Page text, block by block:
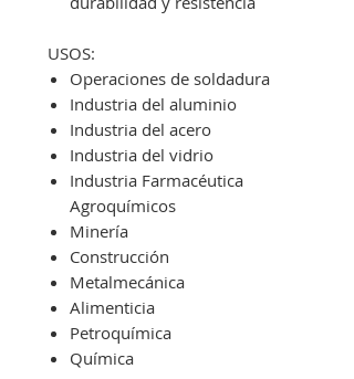
USOS:
Operaciones de soldadura
Industria del aluminio
Industria del acero
Industria del vidrio
Industria Farmacéutica
Agroquímicos
Minería
Construcción
Metalmecánica
Alimenticia
Petroquímica
Química